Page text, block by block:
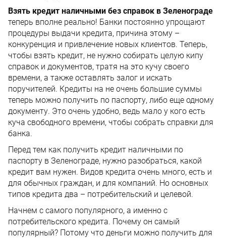
Взять кредит наличными без справок в Зеленограде
теперь вполне реально! Банки постоянно упрощают
процедуры выдачи кредита, причина этому –
конкуренция и привлечение новых клиентов. Теперь,
чтобы взять кредит, не нужно собирать целую кипу
справок и документов, тратя на это кучу своего
времени, а также оставлять залог и искать
поручителей. Кредиты на не очень большие суммы
теперь можно получить по паспорту, либо еще одному
документу. Это очень удобно, ведь мало у кого есть
куча свободного времени, чтобы собрать справки для
банка.
Перед тем как получить кредит наличными по
паспорту в Зеленограде, нужно разобраться, какой
кредит вам нужен. Видов кредита очень много, есть и
для обычных граждан, и для компаний. Но основных
типов кредита два – потребительский и целевой.
Начнем с самого популярного, а именно с
потребительского кредита. Почему он самый
популярный? Потому что деньги можно получить для